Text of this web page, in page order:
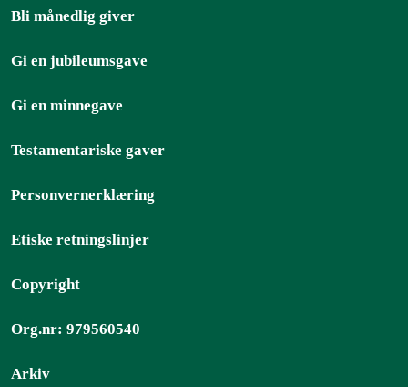
Bli månedlig giver
Gi en jubileumsgave
Gi en minnegave
Testamentariske gaver
Personvernerklæring
Etiske retningslinjer
Copyright
Org.nr: 979560540
Arkiv